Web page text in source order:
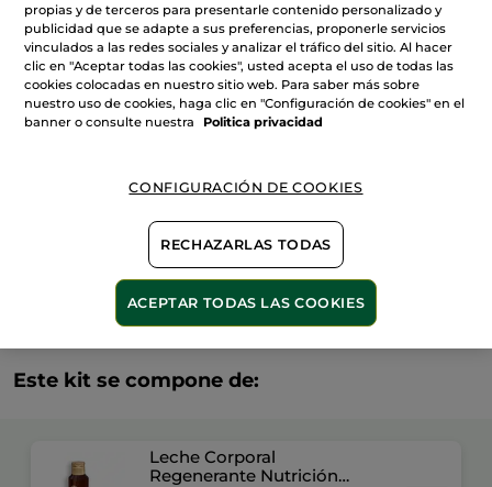
Regeneradora
Nutrición
IntensaAÑADIR A MI CESTA
Entrega entre 5 a 8 días hábiles
Las promociones o ventajas Yves Rocher son
calculadas en comparación con los Precios tarifa
recomendados (P.T.R.)
VER P.T.R 2026
Este kit se compone de:
Leche Corporal
Regenerante Nutrición
propias y de terceros para presentarle contenido personalizado y
publicidad que se adapte a sus preferencias, proponerle servicios
vinculados a las redes sociales y analizar el tráfico del sitio. Al hacer
clic en "Aceptar todas las cookies", usted acepta el uso de todas las
cookies colocadas en nuestro sitio web. Para saber más sobre
nuestro uso de cookies, haga clic en "Configuración de cookies" en el
banner o consulte nuestra
Politica privacidad
CONFIGURACIÓN DE COOKIES
RECHAZARLAS TODAS
ACEPTAR TODAS LAS COOKIES